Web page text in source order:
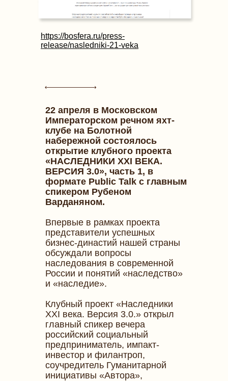
https://bosfera.ru/press-
release/nasledniki-21-veka
22 апреля в Московском
Императорском речном яхт-
клубе на Болотной
набережной состоялось
открытие клубного проекта
«НАСЛЕДНИКИ XXI ВЕКА.
ВЕРСИЯ 3.0», часть 1, в
формате Public Talk с главным
спикером Рубеном
Варданяном.
Впервые в рамках проекта
представители успешных
бизнес-династий нашей страны
обсуждали вопросы
наследования в современной
России и понятий «наследство»
и «наследие».
Клубный проект «Наследники
XXI века. Версия 3.0.» открыл
главный спикер вечера
российский социальный
предприниматель, импакт-
инвестор и филантроп,
соучредитель Гуманитарной
инициативы «Автора»,